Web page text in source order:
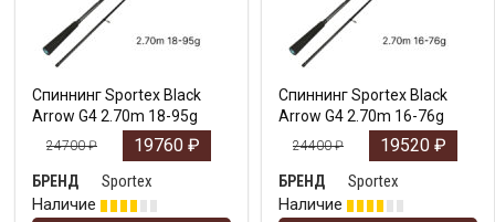
Спиннинг Sportex Black
Arrow G4 2.70m 18-95g
24700₽ 19760 ₽
БРЕНД
Sportex
Наличие
Спиннинг Sportex Black
Arrow G4 2.70m 16-76g
24400₽ 19520 ₽
БРЕНД
Sportex
Наличие